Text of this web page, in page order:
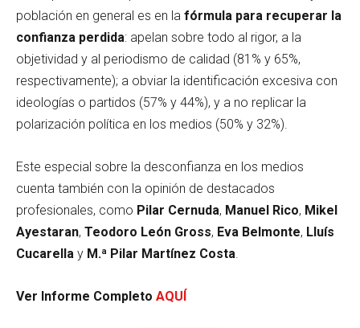
población en general es en la fórmula para recuperar la
confianza perdida: apelan sobre todo al rigor, a la
objetividad y al periodismo de calidad (81% y 65%,
respectivamente); a obviar la identificación excesiva con
ideologías o partidos (57% y 44%), y a no replicar la
polarización política en los medios (50% y 32%).
Este especial sobre la desconfianza en los medios
cuenta también con la opinión de destacados
profesionales, como Pilar Cernuda, Manuel Rico, Mikel
Ayestaran, Teodoro León Gross, Eva Belmonte, Lluís
Cucarella y M.ª Pilar Martínez Costa
Ver Informe Completo AQUÍ